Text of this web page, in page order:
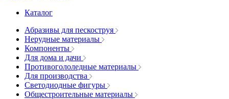
Каталог
Абразивы для пескоструя
Нерудные материалы
Компоненты
Для дома и дачи
Противогололедные материалы
Для производства
Светодиодные фигуры
Общестроительные материалы